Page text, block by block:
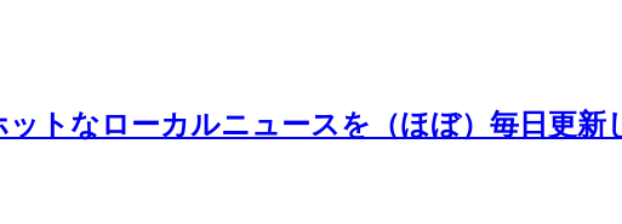
トなローカルニュースを（ほぼ）毎日更新